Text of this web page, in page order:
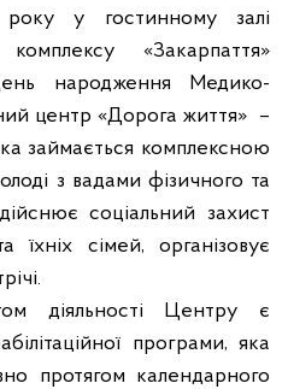
у гостинному залі
комплексу «Закарпаття»
народження Медико-
центр «Дорога життя» –
займається комплексною
з вадами фізичного та
соціальний захист
їхніх сімей, організовує
діяльності Центру є
програми, яка
протягом календарного